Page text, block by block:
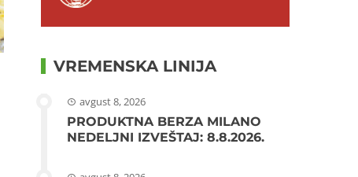
VREMENSKA LINIJA
avgust 8, 2026
PRODUKTNA BERZA MILANO
NEDELJNI IZVEŠTAJ: 8.8.2026.